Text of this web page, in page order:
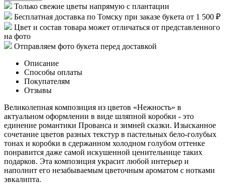
Только свежие цветы напрямую с плантации
Бесплатная доставка по Томску при заказе букета от 1 500 ₽
Цвет и состав товара может отличаться от представленного
на фото
Отправляем фото букета перед доставкой
Описание
Способы оплаты
Покупателям
Отзывы
Великолепная композиция из цветов «Нежность» в
актуальном оформлении в виде шляпной коробки - это
единение романтики Прованса и зимней сказки. Изысканное
сочетание цветов разных текстур в пастельных бело-голубых
тонах и коробки в сдержанном холодном голубом оттенке
понравится даже самой искушенной ценительнице таких
подарков. Эта композиция украсит любой интерьер и
наполнит его незабываемым цветочным ароматом с нотками
эвкалипта.